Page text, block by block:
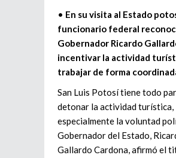
• En su visita al Estado
funcionario federal
Gobernador Ricardo
incentivar la actividad
trabajar de forma
San Luis Potosí tiene todo
detonar la actividad turística,
especialmente la voluntad
Gobernador del Estado,
Gallardo Cardona, afirmó el